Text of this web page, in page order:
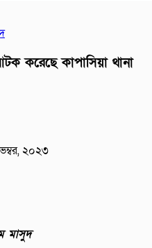
করেছে কাপাসিয়া থানা
২০২৩
মাসুদ